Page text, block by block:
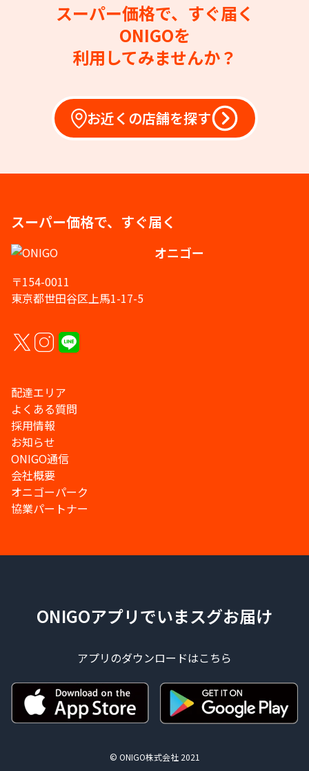
スーパー価格で、すぐ届く
ONIGOを
利用してみませんか？
お近くの店舗を探す
スーパー価格で、すぐ届く
オニゴー
〒154-0011
東京都世田谷区上馬1-17-5
配達エリア
よくある質問
採用情報
お知らせ
ONIGO通信
会社概要
オニゴーパーク
協業パートナー
ONIGOアプリでいまスグお届け
アプリのダウンロードはこちら
© ONIGO株式会社 2021